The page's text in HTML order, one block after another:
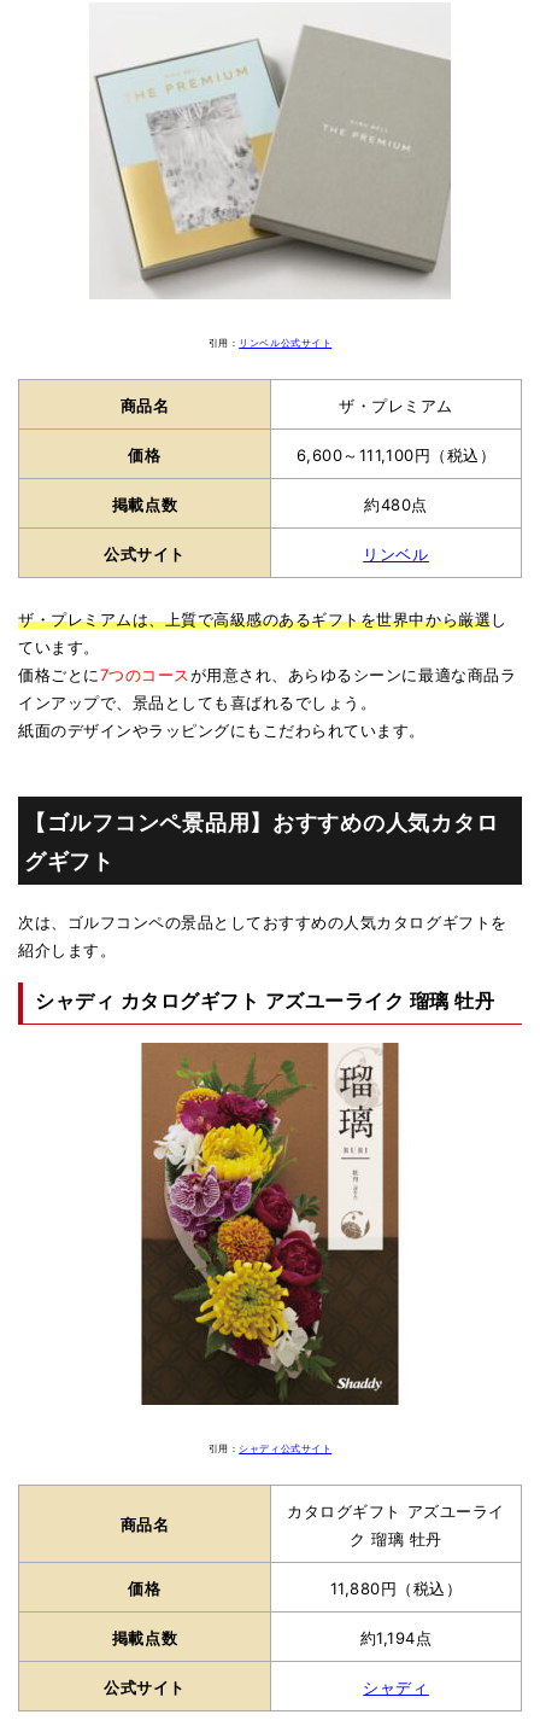
引用： リンベル公式サイト
商品名 ザ・プレミアム
価格 6,600～111,100円（税込）
掲載点数 約480点
公式サイト リンベル
ザ・プレミアムは、上質で高級感のあるギフトを世界中から厳選し
ています。
価格ごとに7つのコースが用意され、あらゆるシーンに最適な商品ラ
インアップで、景品としても喜ばれるでしょう。
紙面のデザインやラッピングにもこだわられています。
【ゴルフコンペ景品用】おすすめの人気カタロ
グギフト
次は、ゴルフコンペの景品としておすすめの人気カタログギフトを
紹介します。
シャディ カタログギフト アズユーライク 瑠璃 牡丹
引用： シャディ公式サイト
商品名
カタログギフト アズユーライ
ク 瑠璃 牡丹
価格 11,880円（税込）
掲載点数 約1,194点
公式サイト シャディ